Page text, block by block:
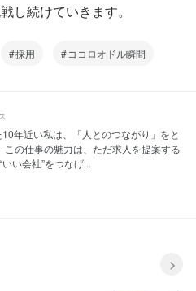
し続けていきます。
採用 ココロオドル瞬間
年近い私は、「人とのつながり」をと
この仕事の魅力は、ただ求人を提案する
い会社”をつなげ...